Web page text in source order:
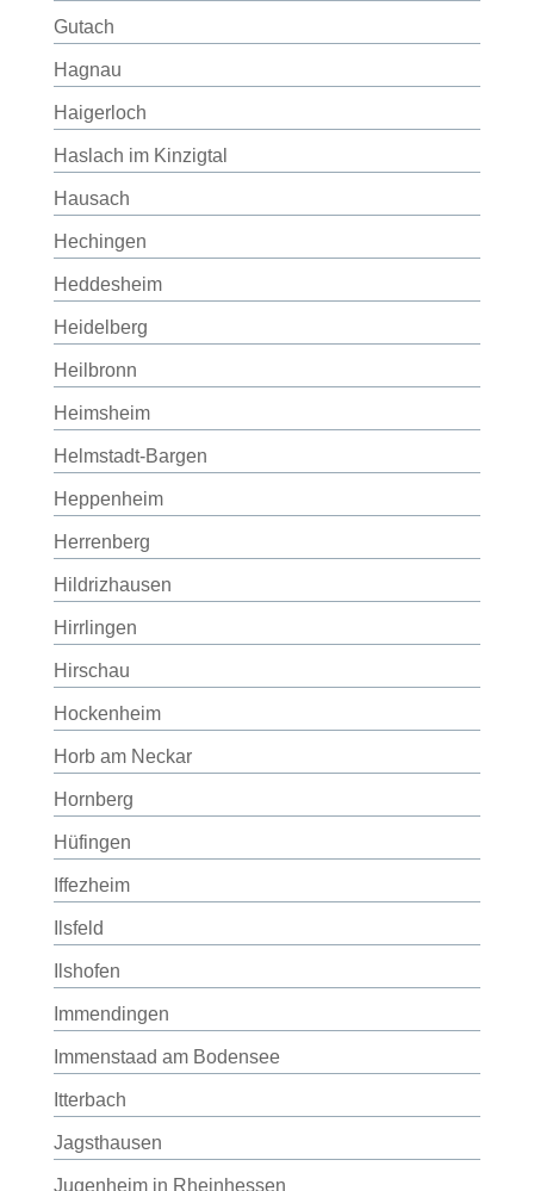
Gutach
Hagnau
Haigerloch
Haslach im Kinzigtal
Hausach
Hechingen
Heddesheim
Heidelberg
Heilbronn
Heimsheim
Helmstadt-Bargen
Heppenheim
Herrenberg
Hildrizhausen
Hirrlingen
Hirschau
Hockenheim
Horb am Neckar
Hornberg
Hüfingen
Iffezheim
Ilsfeld
Ilshofen
Immendingen
Immenstaad am Bodensee
Itterbach
Jagsthausen
Jugenheim in Rheinhessen